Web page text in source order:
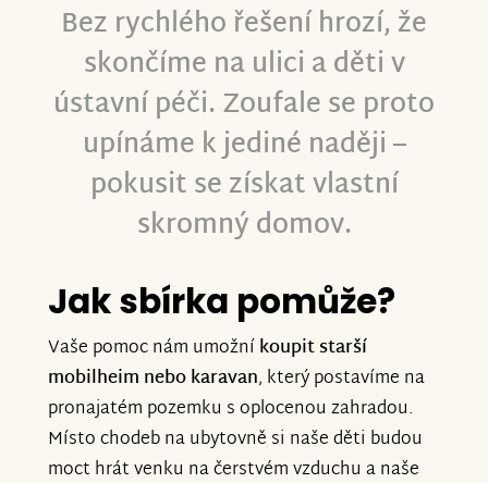
Bez rychlého řešení hrozí, že
skončíme na ulici a děti v
ústavní péči. Zoufale se proto
upínáme k jediné naději –
pokusit se získat vlastní
skromný domov.
Jak sbírka pomůže?
Vaše pomoc nám umožníkoupit starší
mobilheim nebo karavan, který postavíme na
pronajatém pozemku s oplocenou zahradou.
Místo chodeb na ubytovně si naše děti budou
moct hrát venku na čerstvém vzduchu a naše